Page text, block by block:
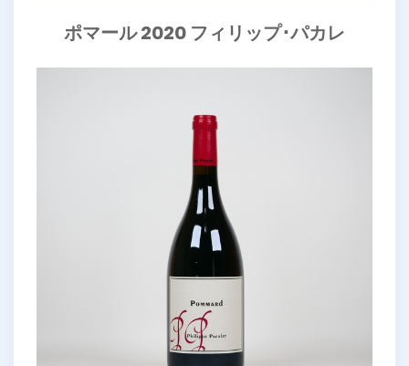
ポマール 2020 フィリップ･パカレ